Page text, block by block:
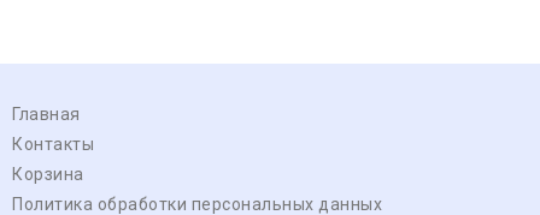
Главная
Контакты
Корзина
Политика обработки персональных данных